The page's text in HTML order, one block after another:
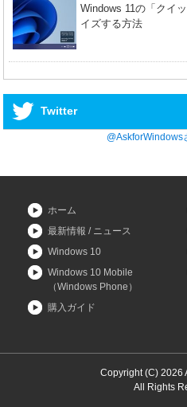
Windows 11の「クイ
イズする方法
Twitter
@AskforWindows
ホーム
最新情報 / ニュース
Windows 10
Windows 10 Mobile
（Windows Phone）
購入ガイド
Copyright (C) 2026
All Rights